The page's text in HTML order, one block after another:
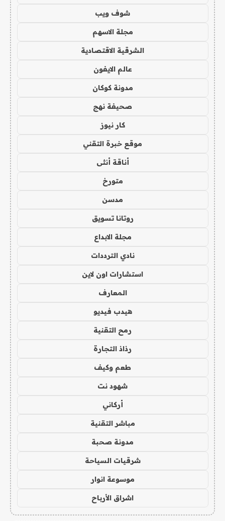
شوف ويب
مجلة الاسهم
الشرقية الاقتصادية
عالم الايفون
مدونة كوكان
صحيفة نهج
كار نيوز
موقع خبرة التقني
أناقة أنثى
متورخ
مدسن
روتانا تسويق
مجلة الابداع
نادي الترددات
استشارات اون لاين
المعارف
هيدب فيديو
رمح التقنية
رذاذ التجارة
طعم وكيف
شهود نت
أركاني
مباشر التقنية
مدونة صحبة
شرقيات السياحة
موسوعة انوار
اشراق الأرباح